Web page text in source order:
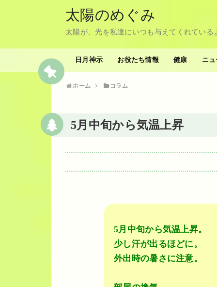
太陽のめぐみ
太陽が、光を私達にいつも与えてくれてい
日月神示 お役たち情報 健康 ニ
ホーム コラム
5月中旬から気温上昇
5月中旬から気温上昇。
少し汗が出るほどに。
外出時の暑さに注意。